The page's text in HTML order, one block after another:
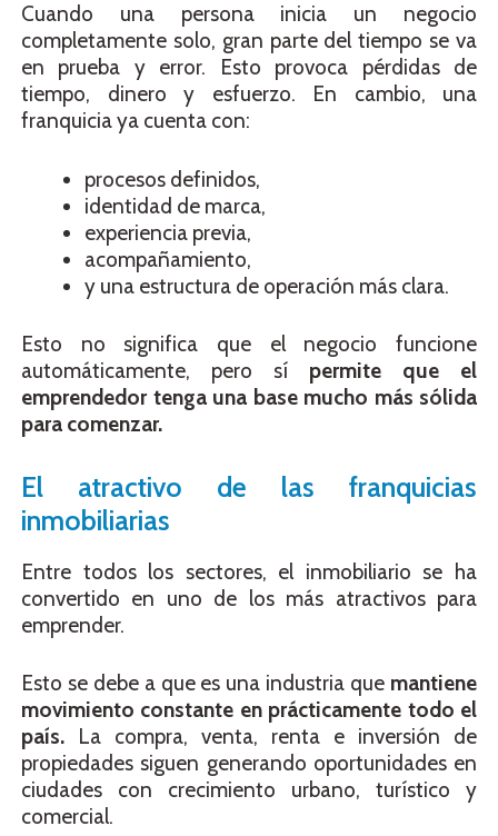
Cuando una persona inicia un negocio
completamente solo, gran parte del tiempo se va
en prueba y error. Esto provoca pérdidas de
tiempo, dinero y esfuerzo. En cambio, una
franquicia ya cuenta con:
procesos definidos,
identidad de marca,
experiencia previa,
acompañamiento,
y una estructura de operación más clara.
Esto no significa que el negocio funcione
automáticamente, pero sí permite que el
emprendedor tenga una base mucho más sólida
para comenzar.
El atractivo de las franquicias
inmobiliarias
Entre todos los sectores, el inmobiliario se ha
convertido en uno de los más atractivos para
emprender.
Esto se debe a que es una industria que mantiene
movimiento constante en prácticamente todo el
país. La compra, venta, renta e inversión de
propiedades siguen generando oportunidades en
ciudades con crecimiento urbano, turístico y
comercial.